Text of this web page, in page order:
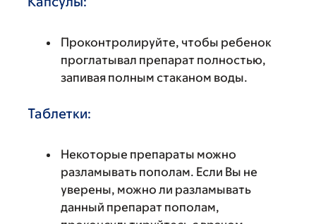
Проконтролируйте, чтобы ребенок
проглатывал препарат полностью,
запивая полным стаканом воды.
Таблетки:
Некоторые препараты можно
разламывать пополам. Если Вы не
уверены, можно ли разламывать
данный препарат пополам,